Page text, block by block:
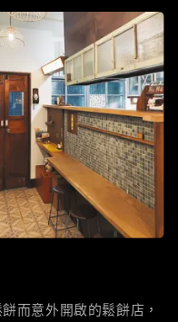
而意外開啟的鬆餅店，